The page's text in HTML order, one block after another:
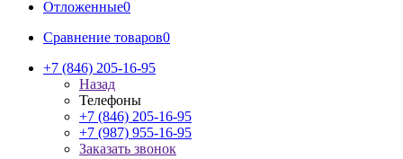
Отложенные0
Сравнение товаров0
+7 (846) 205-16-95
Назад
Телефоны
+7 (846) 205-16-95
+7 (987) 955-16-95
Заказать звонок